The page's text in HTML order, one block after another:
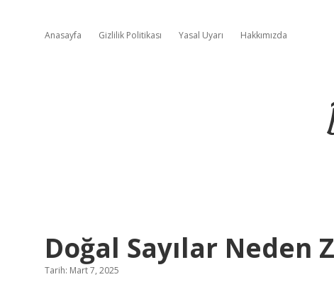
Anasayfa Gizlilik Politikası Yasal Uyarı Hakkımızda
Doğal Sayılar Neden
Tarih: Mart 7, 2025